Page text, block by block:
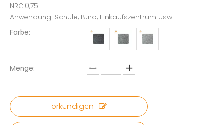
NRC:0,75
Anwendung: Schule, Büro, Einkaufszentrum usw
Farbe:
Menge:
erkundigen